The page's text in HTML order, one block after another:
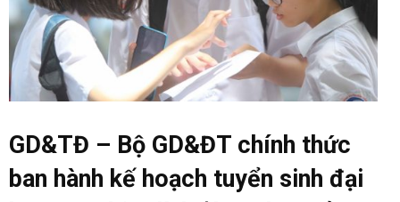
GD&TĐ – Bộ GD&ĐT chính thức
ban hành kế hoạch tuyển sinh đại